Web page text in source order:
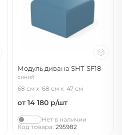
Модуль дивана SHT-SF18
синий
68 см 68 см 47 см
от 14 180 р/шт
Нет в наличии
Код товара: 295982